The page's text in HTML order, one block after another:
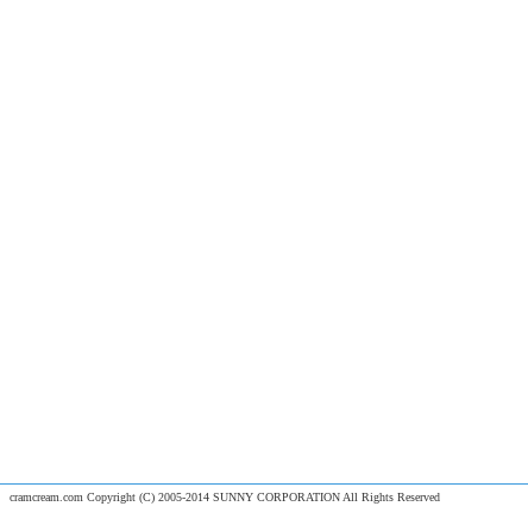
cramcream.com Copyright (C) 2005-2014 SUNNY CORPORATION All Rights Reserved